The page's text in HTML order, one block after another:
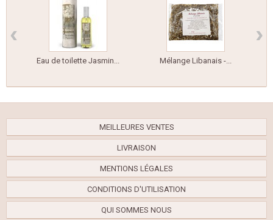
Eau de toilette Jasmin... Mélange Libanais -...
‹ ›
MEILLEURES VENTES
LIVRAISON
MENTIONS LÉGALES
CONDITIONS D'UTILISATION
QUI SOMMES NOUS